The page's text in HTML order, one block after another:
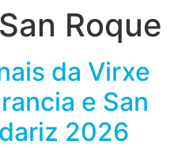
San Roque
da Virxe
e San
2026